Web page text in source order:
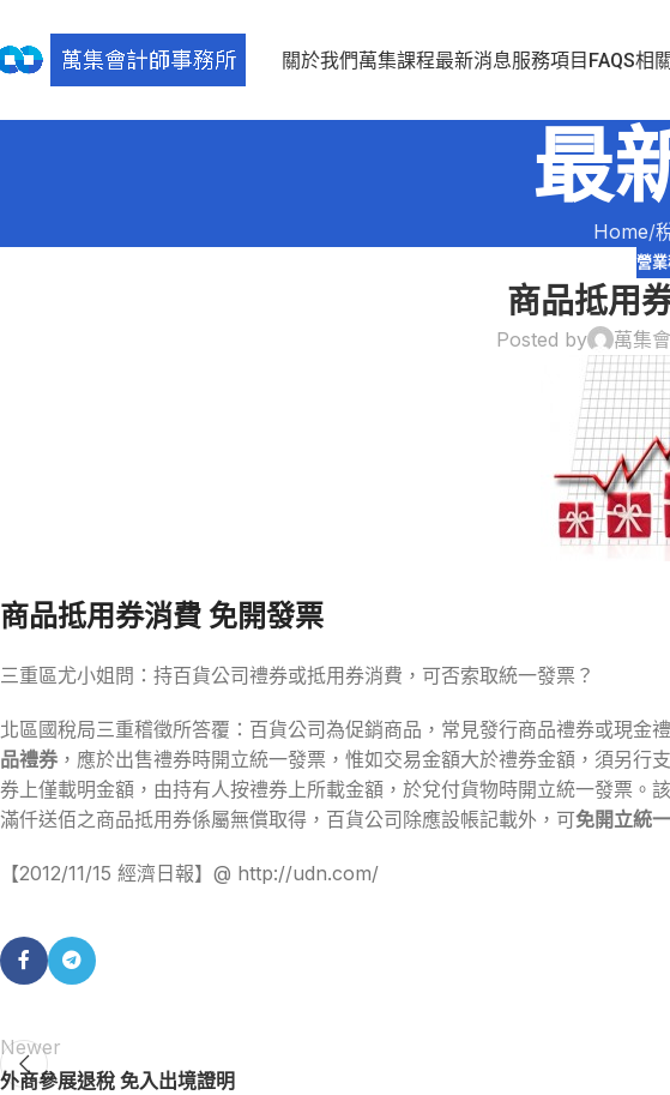
關於我們萬集課程最新消息服務項目 FAQS相
最
Home
營
商品抵用
Posted by 萬集
商品抵用券消費 免開發票
三重區尤小姐問：持百貨公司禮券或抵用券消費，可否索取統一發票？
北區國稅局三重稽徵所答覆：百貨公司為促銷商品，常見發行商品禮券或現金
品禮券 ，應於出售禮券時開立統一發票，惟如交易金額大於禮券金額，須另
券上僅載明金額，由持有人按禮券上所載金額，於兌付貨物時開立統一發票
滿仟送佰之商品抵用券係屬無償取得，百貨公司除應設帳記載外，可免開立統
【2012/11/15 經濟日報】@ http://udn.com/
Newer
外商參展退稅 免入出境證明